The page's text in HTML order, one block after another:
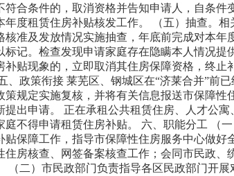
符合条件的，取消资格并告知申请人，自条件
年度租赁住房补贴核发工作。 （五）抽查。相
准及发放情况实施抽查，年底前完成对本年
标记。检查发现申请家庭存在隐瞒本人情况提
补贴现象的，立即取消其住房保障资格，终止
、政策衔接 莱芜区、钢城区在“济莱合并”前已
策规定实施复核，并将有关信息报送市保障性
出申请。 正在承租公共租赁住房、人才公寓
庭不得申请租赁住房补贴。 六、职能分工 （
贴保障工作，指导市保障性住房服务中心做好
住房核查、网签备案核查工作；会同市民政、
（二）市民政部门负责指导各区民政部门开展